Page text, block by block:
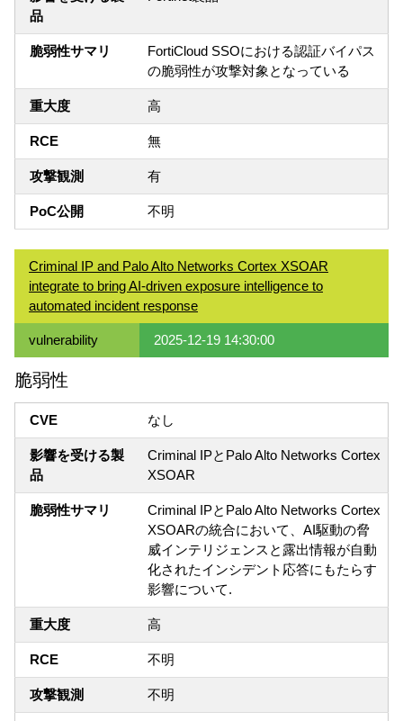
品
脆弱性サマリ
FortiCloud SSOにおける認証バイパス
の脆弱性が攻撃対象となっている
重大度 高
RCE 無
攻撃観測 有
PoC公開 不明
Criminal IP and Palo Alto Networks Cortex XSOAR
integrate to bring AI-driven exposure intelligence to
automated incident response
vulnerability 2025-12-19 14:30:00
脆弱性
CVE なし
影響を受ける製
品
Criminal IPとPalo Alto Networks Cortex
XSOAR
脆弱性サマリ
Criminal IPとPalo Alto Networks Cortex
XSOARの統合において、AI駆動の脅
威インテリジェンスと露出情報が自動
化されたインシデント応答にもたらす
影響について.
重大度 高
RCE 不明
攻撃観測 不明